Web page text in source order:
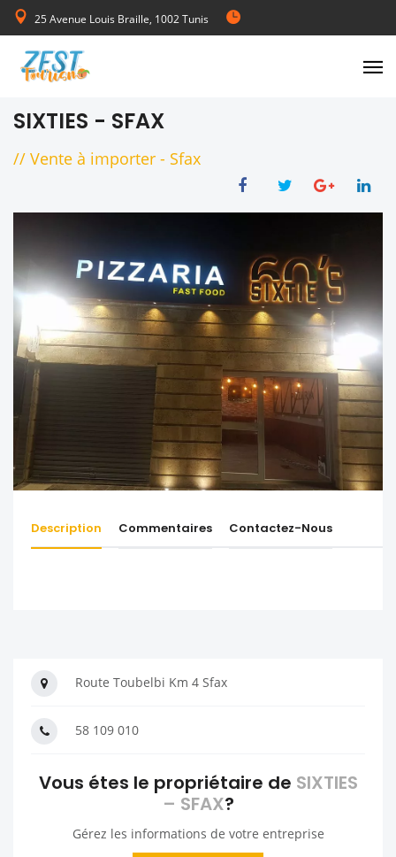
25 Avenue Louis Braille, 1002 Tunis
de Lundi au Vendredi 08:00-17:00
SIXTIES - SFAX
// Vente à importer - Sfax
Description Commentaires Contactez-Nous
Route Toubelbi Km 4 Sfax
58 109 010
Vous étes le propriétaire de SIXTIES
– SFAX?
Gérez les informations de votre entreprise